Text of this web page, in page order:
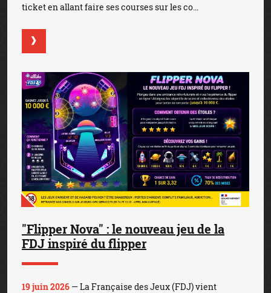
ticket en allant faire ses courses sur les co...
"Flipper Nova" : le nouveau jeu de la
FDJ inspiré du flipper
19 juin 2026 — La Française des Jeux (FDJ) vient